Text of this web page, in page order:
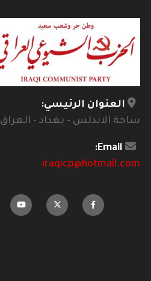
العنوان الرئيسي:
ساحة الاندلس - بغداد - العراق
Email:
iraqicp@hotmail.com